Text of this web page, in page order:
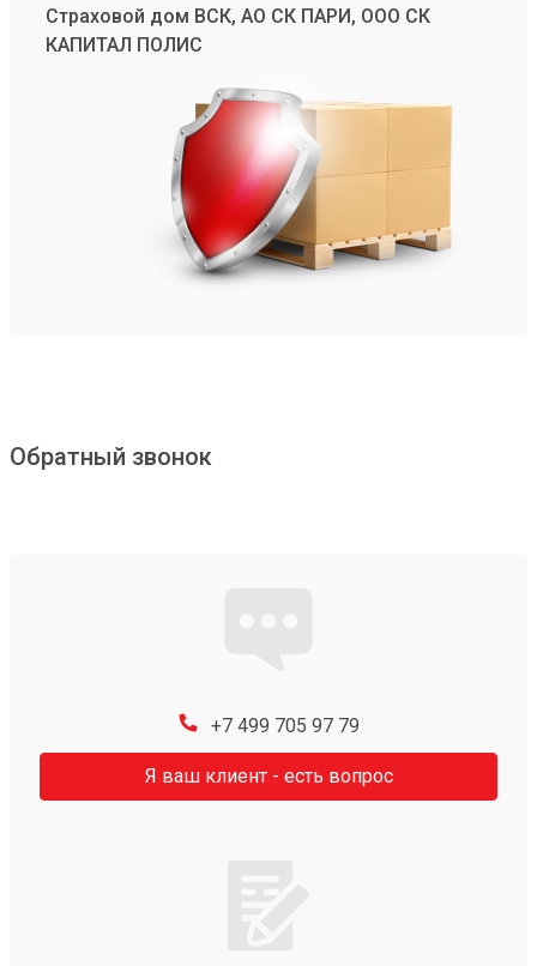
Страховой дом ВСК, АО СК ПАРИ, ООО СК
КАПИТАЛ ПОЛИС
Обратный звонок
+7 499 705 97 79
Я ваш клиент - есть вопрос